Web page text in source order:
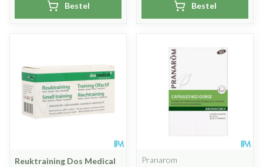
Bestel Bestel
Reuktraining Dos Medical
Pranarom